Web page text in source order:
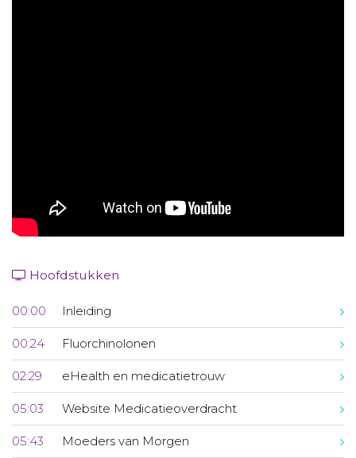
Hoofdstukken
00:00 Inleiding
00:24 Fluorchinolonen
02:29 eHealth en medicatietrouw
05:03 Website Medicatieoverdracht
05:43 Moeders van Morgen